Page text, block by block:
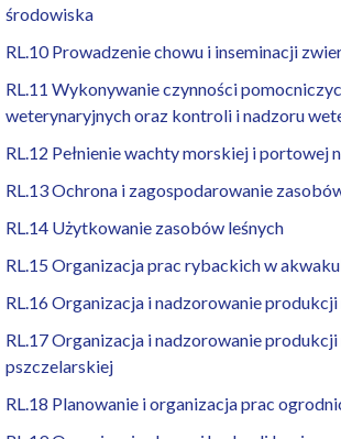
środowiska
RL.10 Prowadzenie chowu i inseminacji
RL.11 Wykonywanie czynności
weterynaryjnych oraz kontroli i nadzoru
RL.12 Pełnienie wachty morskiej i portowej
RL.13 Ochrona i zagospodarowanie
RL.14 Użytkowanie zasobów leśnych
RL.15 Organizacja prac rybackich w
RL.16 Organizacja i nadzorowanie
RL.17 Organizacja i nadzorowanie
pszczelarskiej
RL.18 Planowanie i organizacja prac